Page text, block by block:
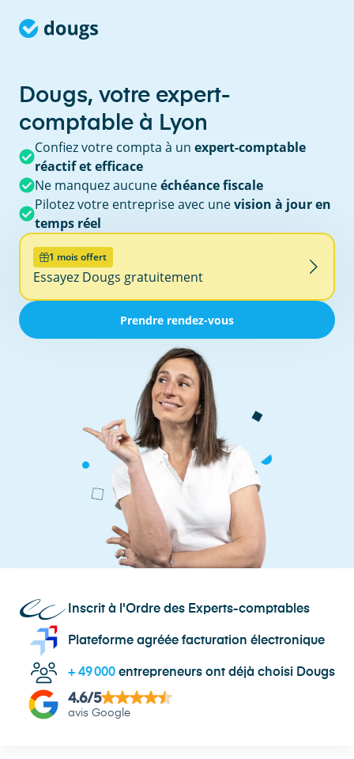
Dougs, votre expert-
comptable à Lyon
Confiez votre compta à un expert-comptable
réactif et efficace
Ne manquez aucuneéchéance fiscale
Pilotez votre entreprise avec unevision à jour en
temps réel
1 mois offert
Essayez Dougs gratuitement
Prendre rendez-vous
Inscrit à l'Ordre des Experts-comptables
Plateforme agréée facturation électronique
+ 49 000 entrepreneurs ont déjà choisi Dougs
4.6/5
avis Google